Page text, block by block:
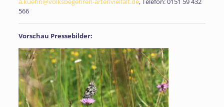
566
Vorschau Pressebilder: